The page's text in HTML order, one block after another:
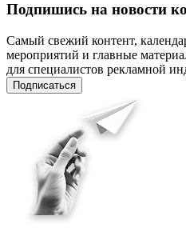
Подпишись на новости
Самый свежий контент,
мероприятий и главные
для специалистов рекламной
Подписаться